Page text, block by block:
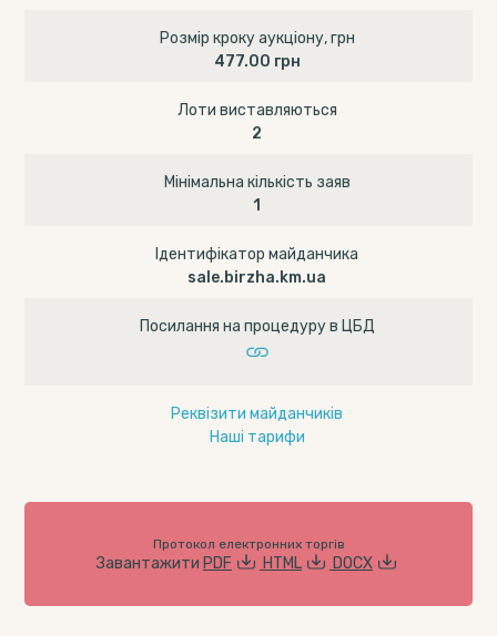
Розмір кроку аукціону, грн
477.00 грн
Лоти виставляються
2
Мінімальна кількість заяв
1
Ідентифікатор майданчика
sale.birzha.km.ua
Посилання на процедуру в ЦБД
Реквізити майданчиків
Наші тарифи
Протокол електронних торгів
Завантажити PDF HTML DOCX